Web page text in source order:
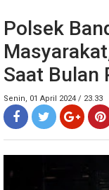
Polsek
Saat Bulan
Senin, 01 April 2024 / 23.33